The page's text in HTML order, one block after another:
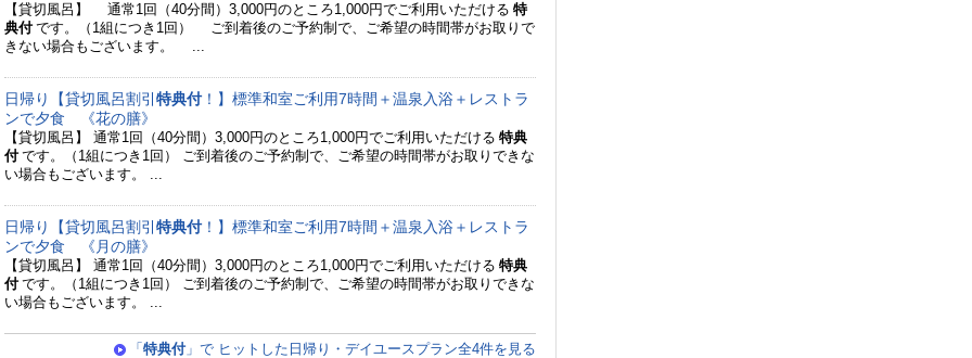
【貸切風呂】 通常1回（40分間）3,000円のところ1,000円でご利用いただける 特
典付 です。（1組につき1回） ご到着後のご予約制で、ご希望の時間帯がお取りで
きない場合もございます。 ...
日帰り【貸切風呂割引 特典付！】標準和室ご利用7時間＋温泉入浴＋レストラ
ンで夕食 《花の膳》
【貸切風呂】 通常1回（40分間）3,000円のところ1,000円でご利用いただける 特典
付 です。（1組につき1回） ご到着後のご予約制で、ご希望の時間帯がお取りできな
い場合もございます。 ...
日帰り【貸切風呂割引 特典付！】標準和室ご利用7時間＋温泉入浴＋レストラ
ンで夕食 《月の膳》
【貸切風呂】 通常1回（40分間）3,000円のところ1,000円でご利用いただける 特典
付 です。（1組につき1回） ご到着後のご予約制で、ご希望の時間帯がお取りできな
い場合もございます。 ...
「 特典付」で ヒットした日帰り・デイユースプラン全4件を見る